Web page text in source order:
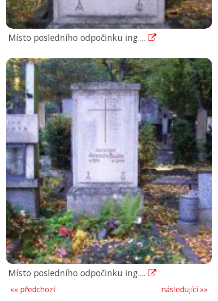
Místo posledního odpočinku ing....
Místo posledního odpočinku ing....
následující »»
«« předchozí